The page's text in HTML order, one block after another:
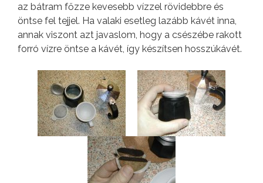
az bátram főzze kevesebb vízzel rövidebbre és
öntse fel tejjel. Ha valaki esetleg lazább kávét inna,
annak viszont azt javaslom, hogy a csészébe rakott
forró vízre öntse a kávét, így készítsen hosszúkávét.